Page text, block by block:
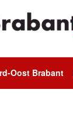
Oost Brabant